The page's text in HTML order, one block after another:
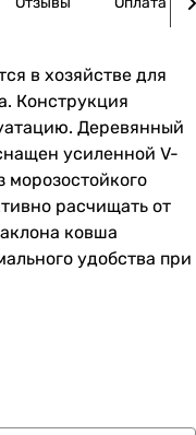
в хозяйстве для
Конструкция
Деревянный
усиленной V-
морозостойкого
расчищать от
ковша
удобства при